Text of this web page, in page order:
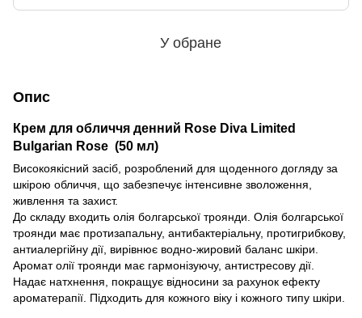
У обране
Опис
Крем для обличчя денний Rose Diva Limited
Bulgarian Rose (50 мл)
Високоякісний засіб, розроблений для щоденного догляду за
шкірою обличчя, що забезпечує інтенсивне зволоження,
живлення та захист.
До складу входить олія болгарської троянди. Олія болгарської
троянди має протизапальну, антибактеріальну, протигрибкову,
антиалергійну дії, вирівнює водно-жировий баланс шкіри.
Аромат олії троянди має гармонізуючу, антистресову дії.
Надає натхнення, покращує відносини за рахунок ефекту
ароматерапії. Підходить для кожного віку і кожного типу шкіри.